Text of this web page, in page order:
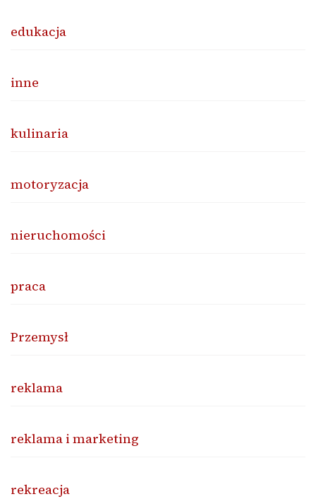
edukacja
inne
kulinaria
motoryzacja
nieruchomości
praca
Przemysł
reklama
reklama i marketing
rekreacja